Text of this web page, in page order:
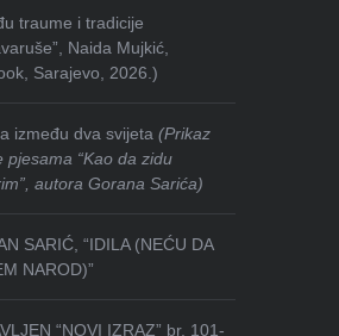
traume i tradicije
Naida Mujkić,
Sarajevo, 2026.)
između dva svijeta(Prikaz
pjesama “Kao da zidu
autora Gorana Sarića)
SARIĆ, “IDILA (NEĆU DA
NAROD)”
“NOVI IZRAZ” br. 101-